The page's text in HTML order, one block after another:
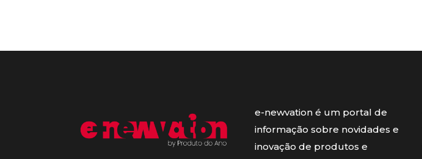
e-newvation é um portal de
informação sobre novidades e
inovação de produtos e